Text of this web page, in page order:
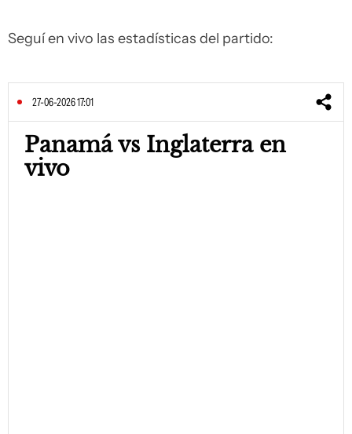
Seguí en vivo las estadísticas del partido:
27-06-2026 17:01
Panamá vs Inglaterra en
vivo